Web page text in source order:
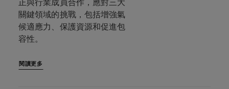
正與行業成員合作，應對三大
關鍵領域的挑戰，包括增強氣
候適應力、保護資源和促進包
容性。
閱讀更多